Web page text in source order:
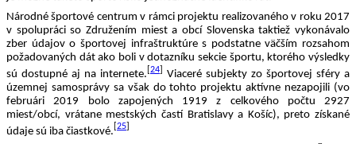
Národné športové centrum v rámci projektu realizovaného v roku 2017
v spolupráci so Združením miest a obcí Slovenska taktiež vykonávalo
zber údajov o športovej infraštruktúre s podstatne väčším rozsahom
požadovaných dát ako boli v dotazníku sekcie športu, ktorého výsledky
sú dostupné aj na internete. 24
Viaceré subjekty zo športovej sféry a
územnej samosprávy sa však do tohto projektu aktívne nezapojili (vo
februári 2019 bolo zapojených 1919 z celkového počtu 2927
miest/obcí, vrátane mestských častí Bratislavy a Košíc), preto získané
údaje sú iba čiastkové. 25